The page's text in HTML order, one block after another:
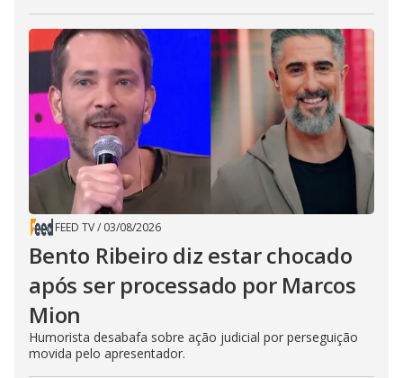
FEED TV/ 03/08/2026
Bento Ribeiro diz estar chocado
após ser processado por Marcos
Mion
Humorista desabafa sobre ação judicial por perseguição
movida pelo apresentador.